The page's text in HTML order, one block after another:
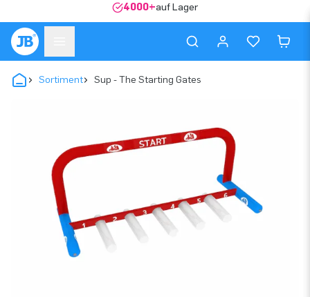
4000+auf Lager
Sortiment Sup - The Starting Gates